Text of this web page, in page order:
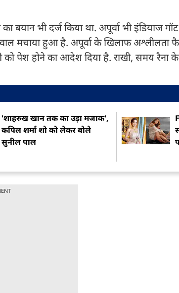
बयान भी दर्ज किया था. अपूर्वा भी इंडियाज
मचाया हुआ है. अपूर्वा के खिलाफ अश्लीलता
को पेश होने का आदेश दिया है. राखी, समय रैना
'शाहरुख खान तक का उड़ा मजाक',
कपिल शर्मा शो को लेकर बोले
सुनील पाल